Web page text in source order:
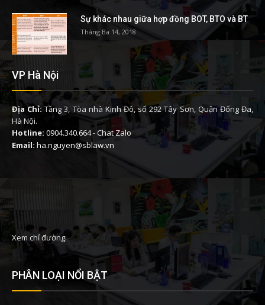
Sự khác nhau giữa hợp đồng BOT, BTO và BT
Tháng Ba 14, 2018
VP Hà Nội
Địa Chỉ: Tầng 3, Tòa nhà Kinh Đô, số 292 Tây Sơn, Quận Đống Đa,
Hà Nội.
Hotline: 0904.340.664-Chat Zalo
Email: ha.nguyen@sblaw.vn
Xem chỉ đường:
PHÂN LOẠI NỔI BẬT